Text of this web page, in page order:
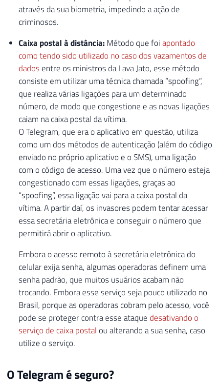
através da sua biometria, impedindo a ação de
criminosos.
Caixa postal à distância:Método que foiapontado
como tendo sido utilizado no caso dos vazamentos de
dados entre os ministros da Lava Jato, esse método
consiste em utilizar uma técnica chamada “spoofing”,
que realiza várias ligações para um determinado
número, de modo que congestione e as novas ligações
caiam na caixa postal da vítima.
O Telegram, que era o aplicativo em questão, utiliza
como um dos métodos de autenticação (além do código
enviado no próprio aplicativo e o SMS), uma ligação
com o código de acesso. Uma vez que o número esteja
congestionado com essas ligações, graças ao
“spoofing”, essa ligação vai para a caixa postal da
vítima. A partir daí, os invasores podem tentar acessar
essa secretária eletrônica e conseguir o número que
permitirá abrir o aplicativo.
Embora o acesso remoto à secretária eletrônica do
celular exija senha, algumas operadoras definem uma
senha padrão, que muitos usuários acabam não
trocando. Embora esse serviço seja pouco utilizado no
Brasil, porque as operadoras cobram pelo acesso, você
pode se proteger contra esse ataque desativando o
serviço de caixa postal ou alterando a sua senha, caso
utilize o serviço.
O Telegram é seguro?